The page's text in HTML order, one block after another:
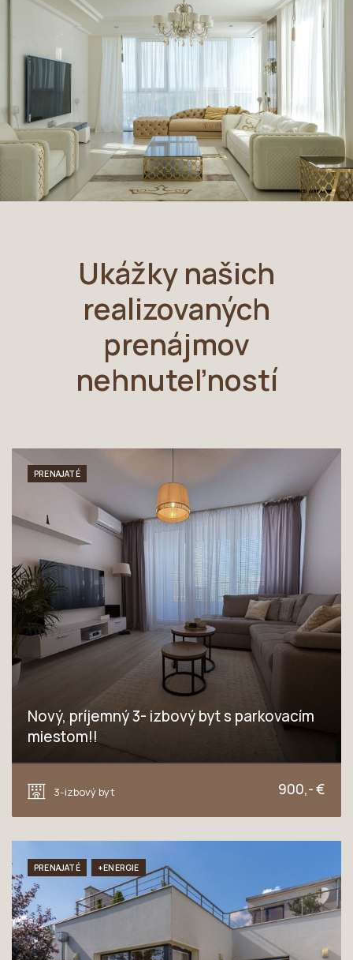
Ukážky našich
realizovaných
prenájmov
nehnuteľností
PRENAJATÉ
Nový, príjemný 3- izbový byt s parkovacím
miestom!!
3-izbový byt
900,- €
PRENAJATÉ +ENERGIE